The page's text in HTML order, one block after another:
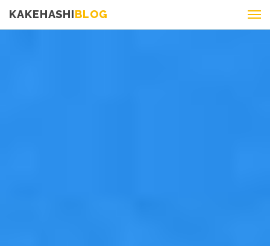
KAKEHASHIBLOG